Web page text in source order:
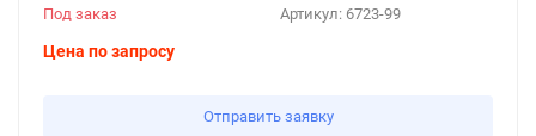
Артикул: 6723-99
Под заказ
Цена по запросу
Отправить заявку